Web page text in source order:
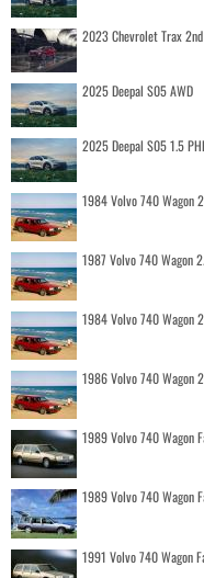
2023 Chevrolet Trax
2025 Deepal S05 AWD
2025 Deepal S05 1.5
1984 Volvo 740 Wagon
1987 Volvo 740 Wagon
1984 Volvo 740 Wagon
1986 Volvo 740 Wagon
1989 Volvo 740 Wagon
1989 Volvo 740 Wagon
1991 Volvo 740 Wagon